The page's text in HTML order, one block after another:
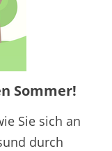
Sommer!
Sie sich an
durch